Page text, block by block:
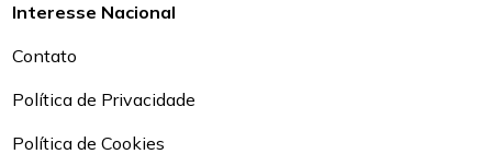
Interesse Nacional
Contato
Política de Privacidade
Política de Cookies